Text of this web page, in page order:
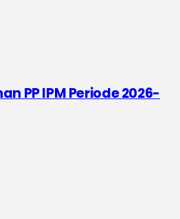
PP IPM Periode 2026-